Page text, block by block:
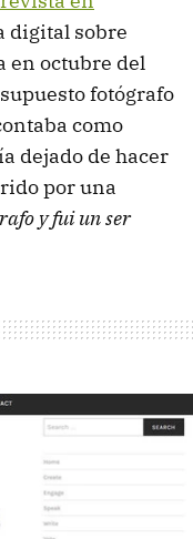
digital sobre
en octubre del
fotógrafo
como
dejado de hacer
por una
y fui un ser